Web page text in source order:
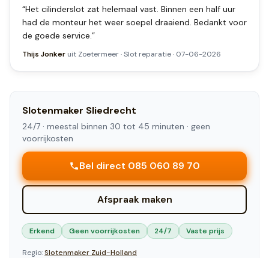
“Het cilinderslot zat helemaal vast. Binnen een half uur
had de monteur het weer soepel draaiend. Bedankt voor
de goede service.”
Thijs Jonker uit Zoetermeer·Slot reparatie· 07-06-2026
Slotenmaker Sliedrecht
24/7 · meestal binnen 30 tot 45 minuten · geen
voorrijkosten
Bel direct 085 060 89 70
Afspraak maken
Erkend Geen voorrijkosten 24/7 Vaste prijs
Regio:Slotenmaker Zuid-Holland